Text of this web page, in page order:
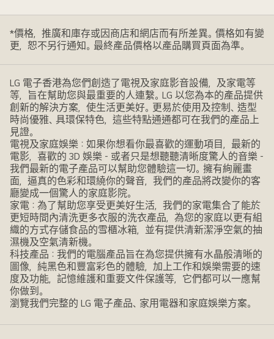
*價格，推廣和庫存或因商店和網店而有所差異。價格如有變
更，恕不另行通知。最終產品價格以產品購買頁面為準。
LG 電子香港為您們創造了電視及家庭影音設備，及家電等
等，旨在幫助您與最重要的人連繫。LG 以您為本的產品提供
創新的解決方案，使生活更美好。更易於使用及控制、造型
時尚優雅、具環保特色，這些特點通通都可在我們的產品上
見證。
電視及家庭娛樂：如果你想看你最喜歡的運動項目，最新的
電影，喜歡的 3D 娛樂 - 或者只是想聽聽清晰度驚人的音樂 -
我們最新的電子產品可以幫助您體驗這一切。擁有絢麗畫
面，逼真的色彩和環繞你的聲音，我們的產品將改變你的客
廳變成一個驚人的家庭影院。
家電：為了幫助您享受更美好生活，我們的家電集合了能於
更短時間內清洗更多衣服的洗衣產品，為您的家庭以更有組
織的方式存儲食品的雪櫃冰箱，並有提供清新潔淨空氣的抽
濕機及空氣清新機。
科技產品：我們的電腦產品旨在為您提供擁有水晶般清晰的
圖像，純黑色和豐富彩色的體驗，加上工作和娛樂需要的速
度及功能，記憶維護和重要文件保護等，它們都可以一應幫
你做到。
瀏覽我們完整的 LG 電子產品、家用電器和家庭娛樂方案。